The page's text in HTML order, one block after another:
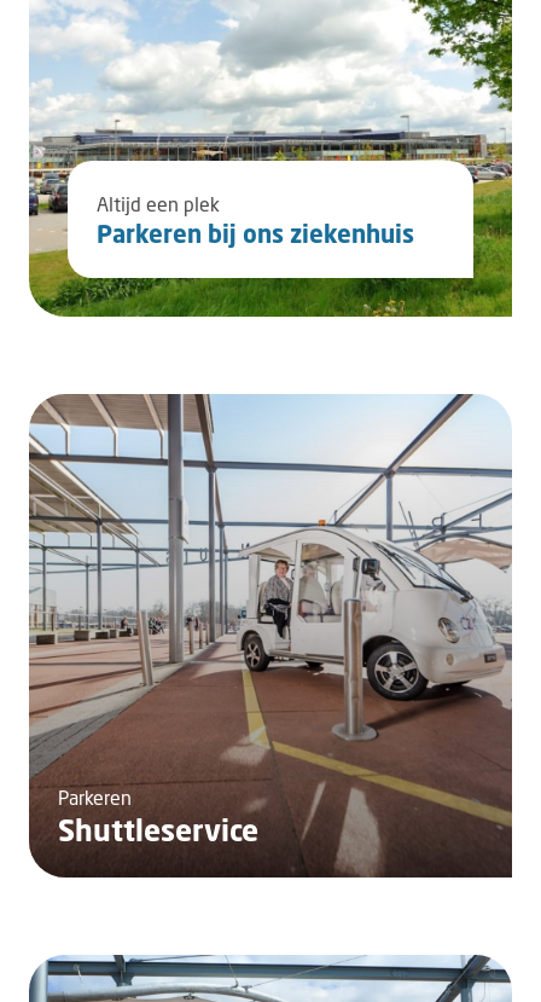
Altijd een plek
Parkeren bij ons ziekenhuis
Parkeren
Shuttleservice